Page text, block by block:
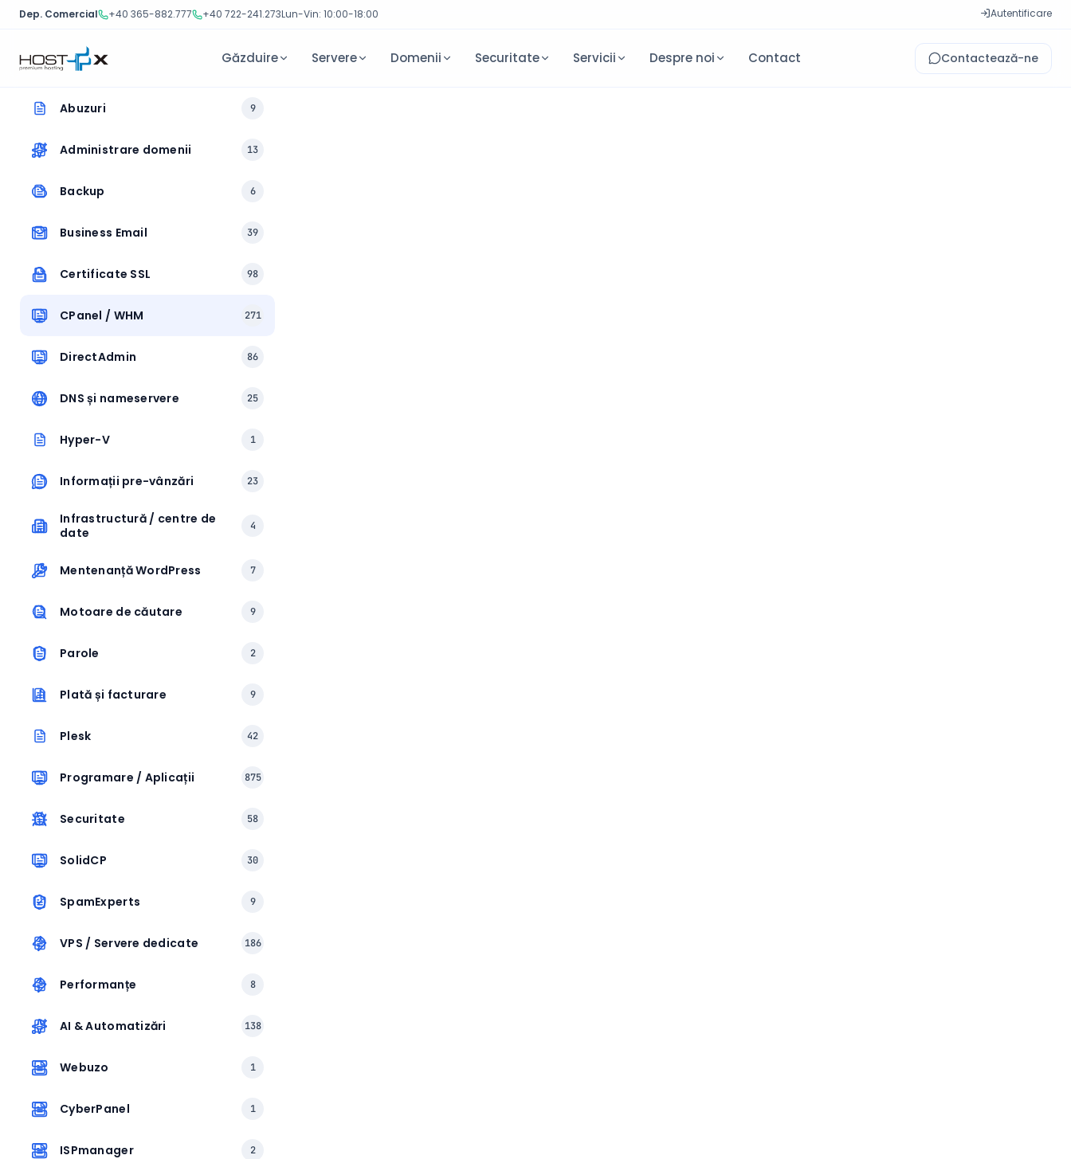
Dep. Comercial +40 365-882.777 +40 722-241.273Lun-Vin: 10:00-18:00 Autentificare
Găzduire Servere Domenii Securitate Servicii Despre noi Contact Contactează-ne
Abuzuri 9
Administrare domenii 13
Backup 6
Business Email 39
Certificate SSL 98
CPanel / WHM 271
DirectAdmin 86
DNS și nameservere 25
Hyper-V 1
Informații pre-vânzări 23
Infrastructură / centre de
date
4
Mentenanță WordPress 7
Motoare de căutare 9
Parole 2
Plată și facturare 9
Plesk 42
Programare / Aplicații 875
Securitate 58
SolidCP 30
SpamExperts 9
VPS / Servere dedicate 186
Performanțe 8
AI & Automatizări 138
Webuzo 1
CyberPanel 1
ISPmanager 2